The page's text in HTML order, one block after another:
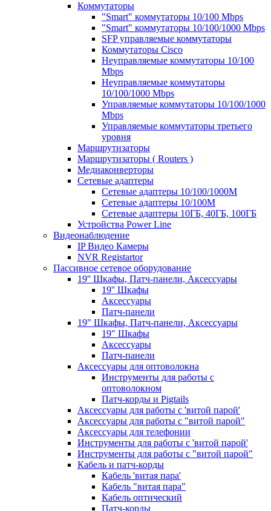
Коммутаторы
"Smart" коммутаторы 10/100 Mbps
"Smart" коммутаторы 10/100/1000 Mbps
SFP управляемые коммутаторы
Коммутаторы Cisco
Неуправляемые коммутаторы 10/100
Mbps
Неуправляемые коммутаторы
10/100/1000 Mbps
Управляемые коммутаторы 10/100/1000
Mbps
Управляемые коммутаторы третьего
уровня
Маршрутизаторы
Маршрутизаторы ( Routers )
Медиаконверторы
Сетевые адаптеры
Сетевые адаптеры 10/100/1000М
Сетевые адаптеры 10/100M
Сетевые адаптеры 10ГБ, 40ГБ, 100ГБ
Устройства Power Line
Видеонаблюдение
IP Видео Камеры
NVR Registartor
Пассивное сетевое оборудование
19'' Шкафы, Патч-панели, Аксессуары
19'' Шкафы
Аксессуары
Патч-панели
19" Шкафы, Патч-панели, Аксессуары
19" Шкафы
Аксессуары
Патч-панели
Аксессуары для оптоволокна
Инструменты для работы с
оптоволокном
Патч-корды и Pigtails
Аксессуары для работы с 'витой парой'
Аксессуары для работы с "витой парой"
Аксессуары для телефонии
Инструменты для работы с 'витой парой'
Инструменты для работы с "витой парой"
Кабель и патч-корды
Кабель 'витая пара'
Кабель "витая пара"
Кабель оптический
Патч-корды